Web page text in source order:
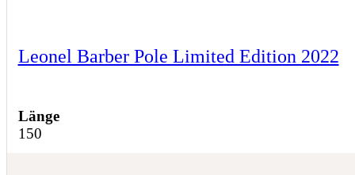
Leonel Barber Pole Limited Edition 2022
Länge
150